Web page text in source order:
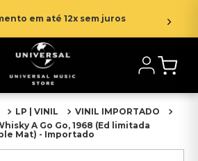
em até 12x sem juros
LP | VINIL
VINIL IMPORTADO
A Go Go, 1968 (Ed limitada
Mat) - Importado